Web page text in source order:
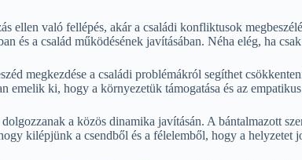
ellen való fellépés, akár a családi konfliktusok
a család működésének javításában. Néha elég, ha
megkezdése a családi problémákról segíthet
ki, hogy a környezetük támogatása és az
a közös dinamika javításán. A bántalmazott
kilépjünk a csendből és a félelemből, hogy a helyzetet